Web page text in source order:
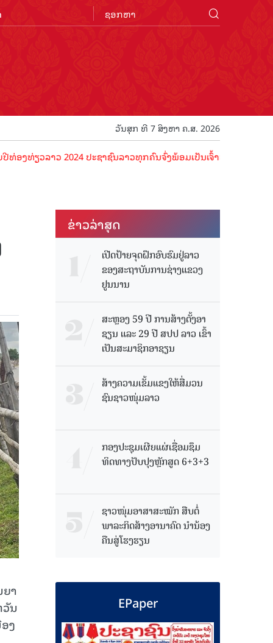
ວັນສຸກ ທີ 7 ສິງຫາ ຄ.ສ. 2026
າວ 2024 ປະຊາຊົນລາວທຸກຄົນຈົ່ງພ້ອມເປັນເຈົ້າພາບທີ່ດີ ຕ້ອນຮັບນັກທ່
າ
ວັນ
ງ
ຂ່າວ​ລ່າ​ສຸດ
ເປີດປ້າຍຈຸດຝຶກອົບຮົມຢູ່ລາວ
ຂອງສະຖາບັນການຊ່າງແຂວງ
ຢູນນານ
ສະຫຼອງ 59 ປີ ການສ້າງຕັ້ງອາ
ຊຽນ ແລະ 29 ປີ ສປປ ລາວ ເຂົ້າ
ເປັນສະມາຊິກອາຊຽນ
ສ້າງຄວາມເຂັ້ມແຂງໃຫ້ສື່ມວນ
ຊົນຊາວໜຸ່ມລາວ
ກອງປະຊຸມເຜີຍແຜ່ເຊື່ອມຊຶມ
ທິດທາງປັບປຸງຫຼັກສູດ 6+3+3
ຊາວໜຸ່ມອາສາສະໝັກ ສືບຕໍ່
ພາລະກິດສ້າງອານາຄົດ ນໍານ້ອງ
ຄືນສູ່ໂຮງຮຽນ
EPaper